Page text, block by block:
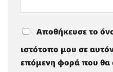
Αποθήκευσε το
ιστότοπο μου σε
επόμενη φορά που θα